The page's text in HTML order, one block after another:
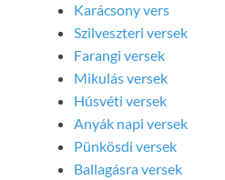
Karácsony vers
Szilveszteri versek
Farangi versek
Mikulás versek
Húsvéti versek
Anyák napi versek
Pünkösdi versek
Ballagásra versek